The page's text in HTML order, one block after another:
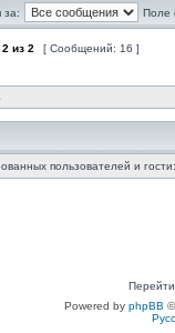
за: Поле
2 из 2 [ Сообщений: 16 ]
пользователей и
Powered by phpBB